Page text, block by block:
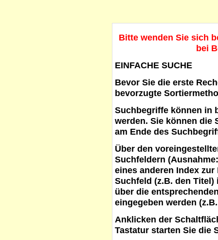
Bitte wenden Sie sich
bei
EINFACHE SUCHE
Bevor Sie die erste
bevorzugte
Suchbegriffe können in
werden. Sie können die
am Ende des
Über den
Suchfeldern
eines anderen Index
Suchfeld (z.B. den
über die
eingegeben werden
Anklicken der
Tastatur starten Sie die